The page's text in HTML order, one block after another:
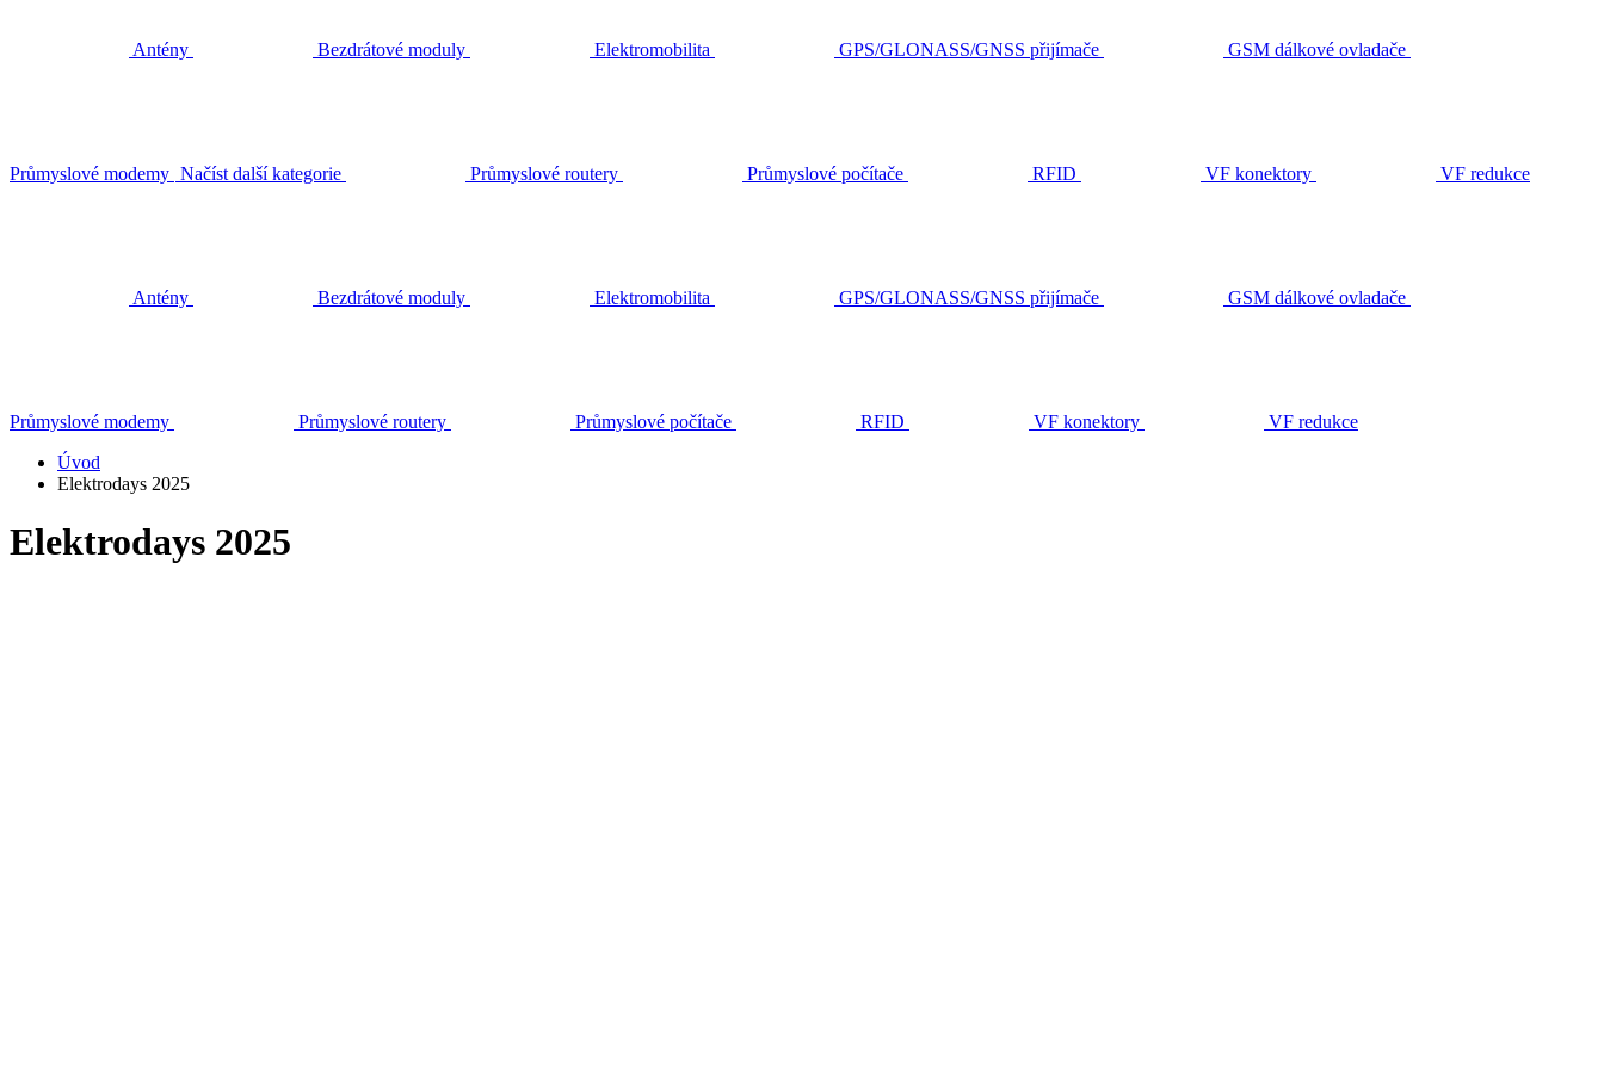
Antény Bezdrátové moduly Elektromobilita GPS/GLONASS/GNSS přijímače GSM dálkové ovladače
Průmyslové modemy Načíst další kategorie Průmyslové routery Průmyslové počítače RFID VF konektory VF redukce
Antény Bezdrátové moduly Elektromobilita GPS/GLONASS/GNSS přijímače GSM dálkové ovladače
Průmyslové modemy Průmyslové routery Průmyslové počítače RFID VF konektory
VF redukce
Úvod
Elektrodays 2025
Elektrodays 2025